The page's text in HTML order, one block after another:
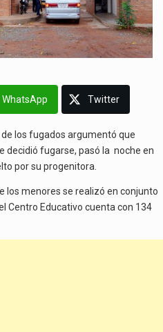
WhatsApp Twitter
los fugados argumentó que
decidió fugarse, pasó la noche en
por su progenitora.
los menores se realizó en conjunto
Centro Educativo cuenta con 134